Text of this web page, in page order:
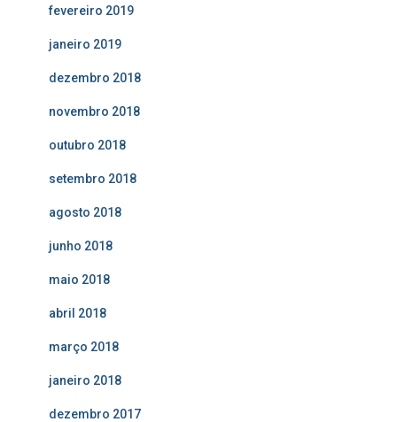
fevereiro 2019
janeiro 2019
dezembro 2018
novembro 2018
outubro 2018
setembro 2018
agosto 2018
junho 2018
maio 2018
abril 2018
março 2018
janeiro 2018
dezembro 2017